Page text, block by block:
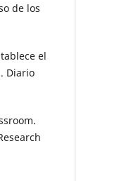
de los
el
Diario